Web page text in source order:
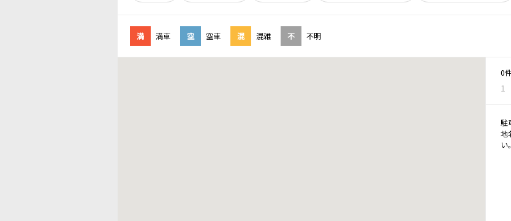
満 満車 空 空車 混 混雑 不 不明
0
1
駐
地
い。